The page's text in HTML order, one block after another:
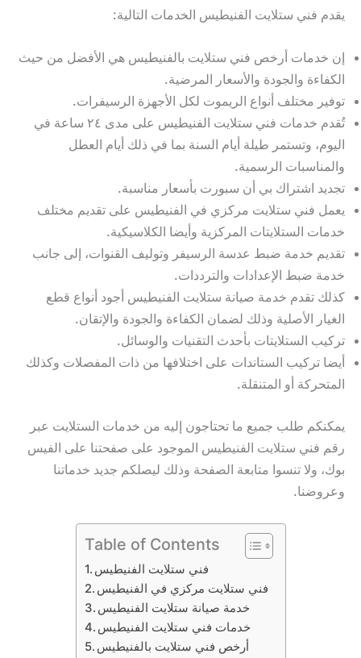
يقدم فني ستلايت الفنيطيس الخدمات التالية:
إن خدمات أرخص فني ستلايت بالفنيطيس هي الأفضل من حيث
الكفاءة والجودة والأسعار المرضية.
توفير مختلف أنواع الريموت لكل الأجهزة الرسيفرات.
تُقدم خدمات فني ستلايت الفنيطيس على مدى ٢٤ ساعة في
اليوم، وتستمر طيلة أيام السنة بما في ذلك أيام العطل
والمناسبات الرسمية.
تجديد اشتراك بي أن سبورت بأسعار مناسبة.
يعمل فني ستلايت مركزي في الفنيطيس على تقديم مختلف
خدمات الستلايتات المركزية وأيضا الكلاسيكية.
تقديم خدمة ضبط عدسة الرسيفر وتوليف القنوات، إلى جانب
خدمة ضبط الإعدادات والترددات.
كذلك تقدم خدمة صيانة ستلايت الفنيطيس أجود أنواع قطع
الغيار الأصلية وذلك لضمان الكفاءة والجودة والإتقان.
تركيب الستلايتات بأحدث التقنيات والوسائل.
أيضا تركيب الستاندات على اختلافها من ذات المفصلات وكذلك
المتحركة أو المتنقلة.
يمكنكم طلب جميع ما تحتاجون إليه من خدمات الستلايت عبر
رقم فني ستلايت الفنيطيس الموجود على صفحتنا على الفيس
بوك، ولا تنسوا متابعة الصفحة وذلك ليصلكم جديد خدماتنا
وعروضنا.
Table of Contents
فني ستلايت الفنيطيس
فني ستلايت مركزي في الفنيطيس
خدمة صيانة ستلايت الفنيطيس
خدمات فني ستلايت الفنيطيس
أرخص فني ستلايت بالفنيطيس